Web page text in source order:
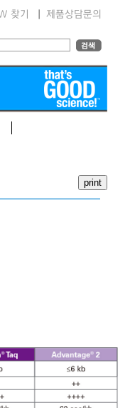
찾기 제품상담문의